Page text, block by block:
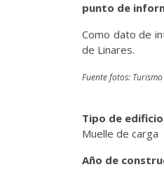
punto de
Como dato de
de Linares.
Fuente fotos:
Tipo de
Muelle de carga
Año de